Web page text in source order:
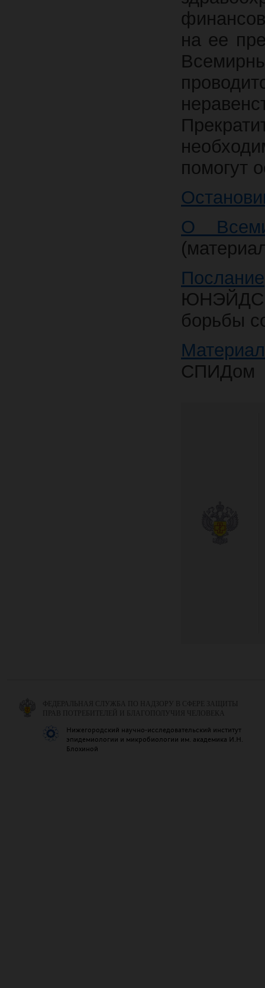
на ее
помогут
О
Послание
ЮНЭЙДС
борьбы
СПИДом
ФЕДЕРАЛЬНАЯ СЛУЖБА ПО НАДЗОРУ В СФЕРЕ ЗАЩИТЫ
ПРАВ ПОТРЕБИТЕЛЕЙ И БЛАГОПОЛУЧИЯ ЧЕЛОВЕКА
Нижегородский научно-исследовательский институт
эпидемиологии и микробиологии им. академика И.Н.
Блохиной